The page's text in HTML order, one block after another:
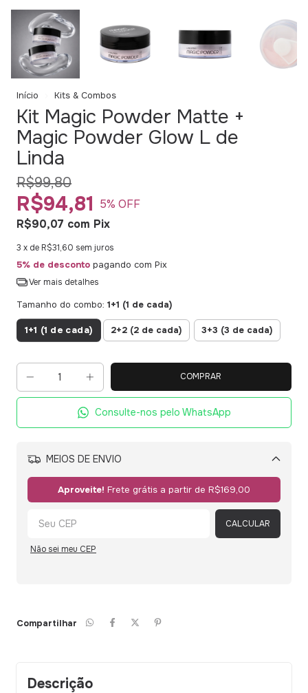
Início Kits & Combos
Kit Magic Powder Matte +
Magic Powder Glow L de
Linda
R$99,80
R$94,81 5% OFF
R$90,07 com Pix
3 x de R$31,60 sem juros
5% de desconto pagando com Pix
Ver mais detalhes
Tamanho do combo: 1+1 (1 de cada)
1+1 (1 de cada) 2+2 (2 de cada) 3+3 (3 de cada)
Consulte-nos pelo WhatsApp
MEIOS DE ENVIO
Aproveite! Frete grátis a partir de R$169,00
CALCULAR
Não sei meu CEP
Compartilhar
Descrição